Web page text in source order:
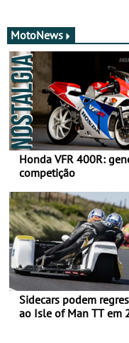
MotoNews
Honda VFR 400R:
competição
Sidecars podem
ao Isle of Man TT em